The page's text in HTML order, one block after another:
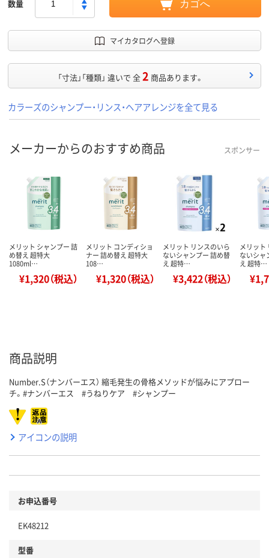
数量 カゴへ
マイカタログへ登録
「寸法」「種類」 違いで 全2 商品あります。
カラーズのシャンプー・リンス・ヘアアレンジを全て見る
メーカーからのおすすめ商品 スポンサー
メリット シャンプー 詰
め替え 超特大
1080ml…
¥1,320（税込）
メリット コンディショ
ナー 詰め替え 超特大
108…
¥1,320（税込）
メリット リンスのいら
ないシャンプー 詰め替
え 超特…
¥3,422（税込）
メリット
ないシャ
え 超特…
商品説明
Number.S（ナンバーエス） 縮毛発生の骨格メソッドが悩みにアプロー
チ。#ナンバーエス #うねりケア #シャンプー
アイコンの説明
お申込番号
EK48212
型番